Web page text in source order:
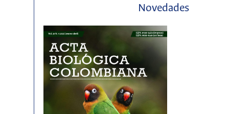
Novedades